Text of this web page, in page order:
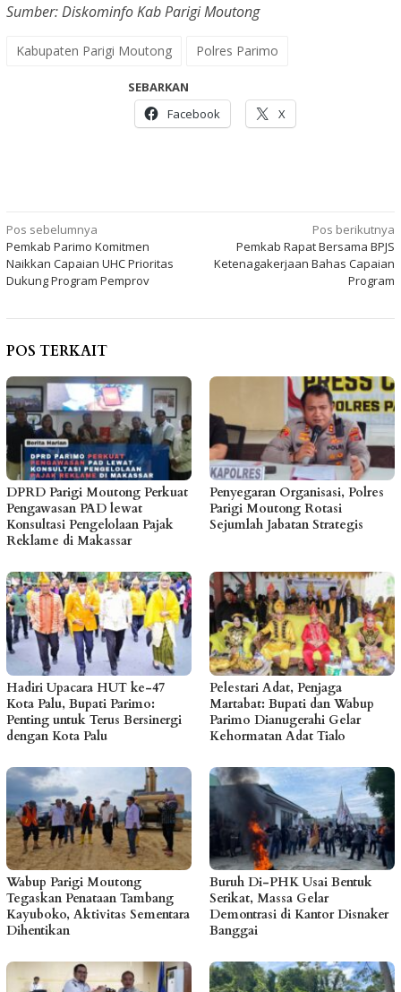
Sumber: Diskominfo Kab Parigi Moutong
Kabupaten Parigi Moutong Polres Parimo
SEBARKAN
Facebook
X
Navigasi
pos
Pos sebelumnya
Pemkab Parimo Komitmen
Naikkan Capaian UHC Prioritas
Dukung Program Pemprov
Pos berikutnya
Pemkab Rapat Bersama BPJS
Ketenagakerjaan Bahas Capaian
Program
POS TERKAIT
DPRD Parigi Moutong Perkuat
Pengawasan PAD lewat
Konsultasi Pengelolaan Pajak
Reklame di Makassar
Penyegaran Organisasi, Polres
Parigi Moutong Rotasi
Sejumlah Jabatan Strategis
Hadiri Upacara HUT ke-47
Kota Palu, Bupati Parimo:
Penting untuk Terus Bersinergi
dengan Kota Palu
Pelestari Adat, Penjaga
Martabat: Bupati dan Wabup
Parimo Dianugerahi Gelar
Kehormatan Adat Tialo
Wabup Parigi Moutong
Tegaskan Penataan Tambang
Kayuboko, Aktivitas Sementara
Dihentikan
Buruh Di-PHK Usai Bentuk
Serikat, Massa Gelar
Demontrasi di Kantor Disnaker
Banggai